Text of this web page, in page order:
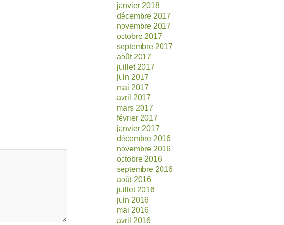
janvier 2018
décembre 2017
novembre 2017
octobre 2017
septembre 2017
août 2017
juillet 2017
juin 2017
mai 2017
avril 2017
mars 2017
février 2017
janvier 2017
décembre 2016
novembre 2016
octobre 2016
septembre 2016
août 2016
juillet 2016
juin 2016
mai 2016
avril 2016